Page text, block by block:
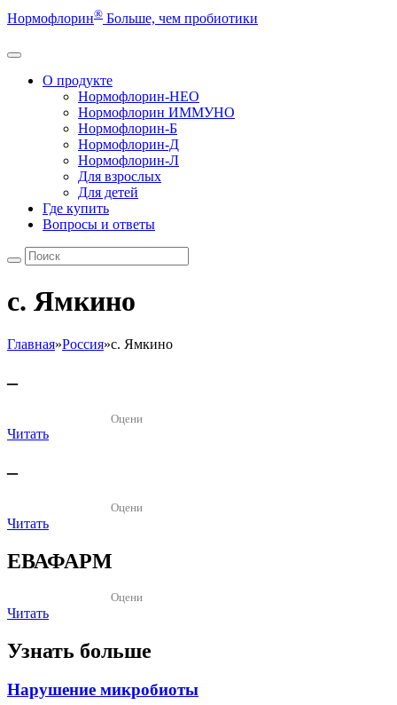
Нормофлорин® Больше, чем пробиотики
О продукте
Нормофлорин-НЕО
Нормофлорин ИММУНО
Нормофлорин-Б
Нормофлорин-Д
Нормофлорин-Л
Для взрослых
Для детей
Где купить
Вопросы и ответы
с. Ямкино
Главная»Россия»с. Ямкино
–
Оцени
Читать
–
Оцени
Читать
ЕВАФАРМ
Оцени
Читать
Узнать больше
Нарушение микробиоты